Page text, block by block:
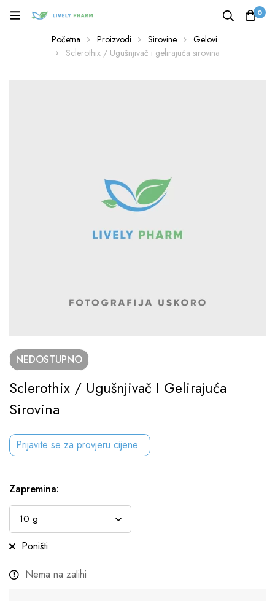
0
Početna Proizvodi Sirovine
Gelovi
Sclerothix / Ugušnjivač i gelirajuća sirovina
NEDOSTUPNO
Sclerothix / Ugušnjivač I Gelirajuća
Sirovina
Prijavite se za provjeru cijene
Zapremina:
Poništi
Nema na zalihi